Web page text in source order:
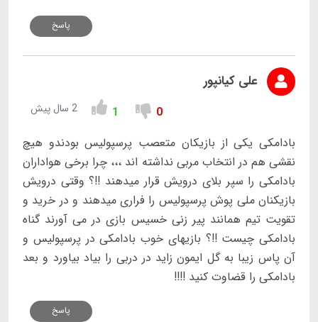
پاسخ
علی کیانپور
0
1 2 سال پیش
بادامکی یکی از بازیکان متعصب پرسپولیس بودندو هیچ
نقشی هم در انتخاب مربی نداشته اند ،،، چرا برخی هواداران
بادامکی را سپر بلای درویش قرار میدهند !!؟‌ وقتی درویش
بازیکنان ملی پوش پرسپولیس را فراری میدهند و در خرید و
تقویت تیم همانند پیر زنی خسیس بازی در می آورند گناه
بادامکی چیست !!؟ بازیهای خوب بادامکی در پرسپولیس و
آن پاس زیبا به گل ایمون زاید در دربی را بیاد بیاورد و بعد
بادامکی را قضاوت کنید !!!!
پاسخ